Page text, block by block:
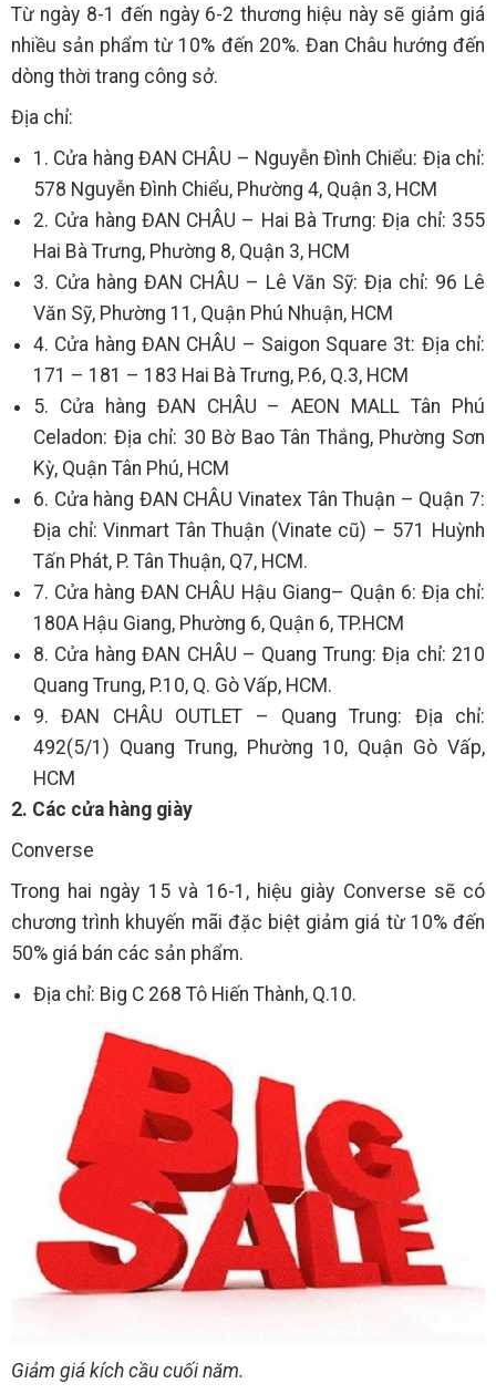
Từ ngày 8-1 đến ngày 6-2 thương hiệu này sẽ giảm giá
nhiều sản phẩm từ 10% đến 20%. Đan Châu hướng đến
dòng thời trang công sở.
Địa chỉ:
1. Cửa hàng ĐAN CHÂU – Nguyễn Đình Chiểu: Địa chỉ:
578 Nguyễn Đình Chiểu, Phường 4, Quận 3, HCM
2. Cửa hàng ĐAN CHÂU – Hai Bà Trưng: Địa chỉ: 355
Hai Bà Trưng, Phường 8, Quận 3, HCM
3. Cửa hàng ĐAN CHÂU – Lê Văn Sỹ: Địa chỉ: 96 Lê
Văn Sỹ, Phường 11, Quận Phú Nhuận, HCM
4. Cửa hàng ĐAN CHÂU – Saigon Square 3t: Địa chỉ:
171 – 181 – 183 Hai Bà Trưng, P.6, Q.3, HCM
5. Cửa hàng ĐAN CHÂU – AEON MALL Tân Phú
Celadon: Địa chỉ: 30 Bờ Bao Tân Thắng, Phường Sơn
Kỳ, Quận Tân Phú, HCM
6. Cửa hàng ĐAN CHÂU Vinatex Tân Thuận – Quận 7:
Địa chỉ: Vinmart Tân Thuận (Vinate cũ) – 571 Huỳnh
Tấn Phát, P. Tân Thuận, Q7, HCM.
7. Cửa hàng ĐAN CHÂU Hậu Giang– Quận 6: Địa chỉ:
180A Hậu Giang, Phường 6, Quận 6, TP.HCM
8. Cửa hàng ĐAN CHÂU – Quang Trung: Địa chỉ: 210
Quang Trung, P.10, Q. Gò Vấp, HCM.
9. ĐAN CHÂU OUTLET – Quang Trung: Địa chỉ:
492(5/1) Quang Trung, Phường 10, Quận Gò Vấp,
HCM
2. Các cửa hàng giày
Converse
Trong hai ngày 15 và 16-1, hiệu giày Converse sẽ có
chương trình khuyến mãi đặc biệt giảm giá từ 10% đến
50% giá bán các sản phẩm.
Địa chỉ: Big C 268 Tô Hiến Thành, Q.10.
Giảm giá kích cầu cuối năm.